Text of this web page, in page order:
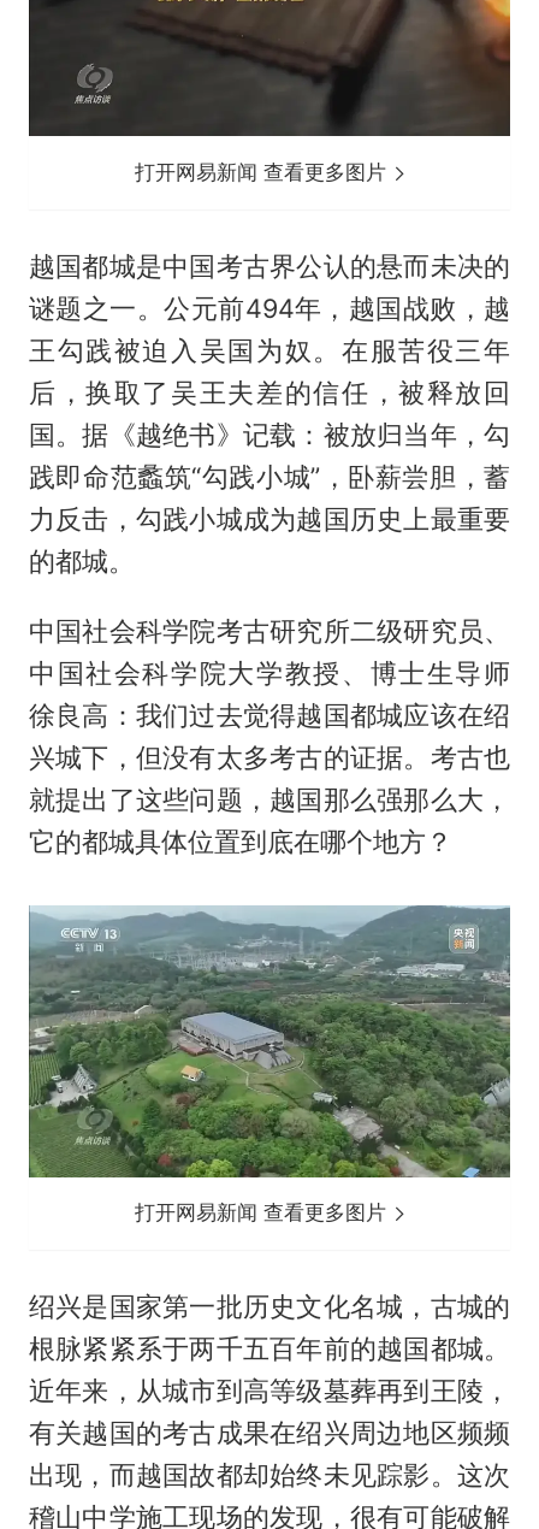
打开网易新闻 查看更多图片
越国都城是中国考古界公认的悬而未决的
谜题之一。公元前494年，越国战败，越
王勾践被迫入吴国为奴。在服苦役三年
后，换取了吴王夫差的信任，被释放回
国。据《越绝书》记载：被放归当年，勾
践即命范蠡筑“勾践小城”，卧薪尝胆，蓄
力反击，勾践小城成为越国历史上最重要
的都城。
中国社会科学院考古研究所二级研究员、
中国社会科学院大学教授、博士生导师
徐良高：我们过去觉得越国都城应该在绍
兴城下，但没有太多考古的证据。考古也
就提出了这些问题，越国那么强那么大，
它的都城具体位置到底在哪个地方？
打开网易新闻 查看更多图片
绍兴是国家第一批历史文化名城，古城的
根脉紧紧系于两千五百年前的越国都城。
近年来，从城市到高等级墓葬再到王陵，
有关越国的考古成果在绍兴周边地区频频
出现，而越国故都却始终未见踪影。这次
稽山中学施工现场的发现，很有可能破解